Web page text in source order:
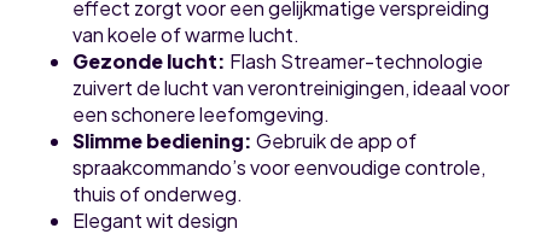
effect zorgt voor een gelijkmatige verspreiding
van koele of warme lucht.
Gezonde lucht: Flash Streamer-technologie
zuivert de lucht van verontreinigingen, ideaal voor
een schonere leefomgeving.
Slimme bediening: Gebruik de app of
spraakcommando’s voor eenvoudige controle,
thuis of onderweg.
Elegant wit design